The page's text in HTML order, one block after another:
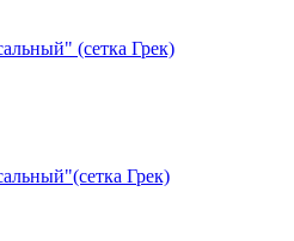
(сетка Грек)
Грек)